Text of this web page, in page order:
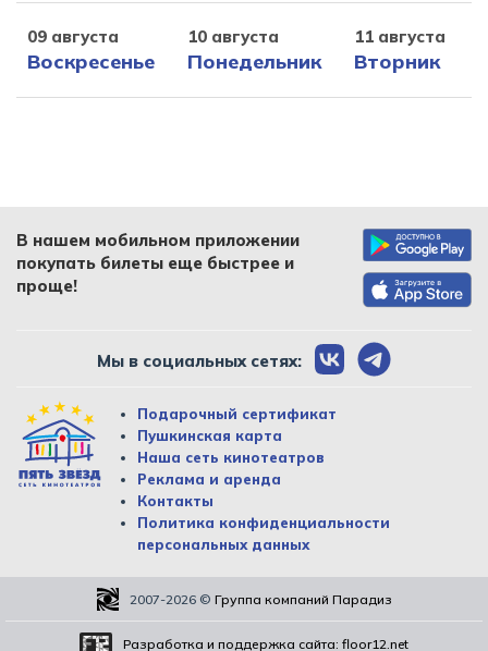
09 августа
Воскресенье
10 августа
Понедельник
11 августа
Вторник
В нашем мобильном приложении
покупать билеты еще быстрее и
проще!
Мы в социальных сетях:
Подарочный сертификат
Пушкинская карта
Наша сеть кинотеатров
Реклама и аренда
Контакты
Политика конфиденциальности
персональных данных
2007-2026 © Группа компаний Парадиз
Разработка и поддержка сайта: floor12.net